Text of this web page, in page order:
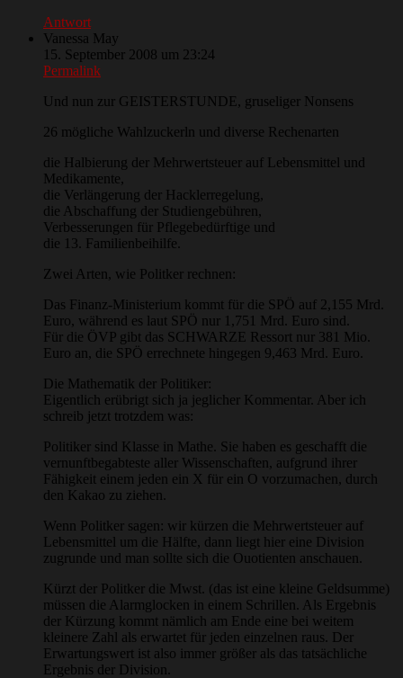
Antwort
Vanessa May
15. September 2008 um 23:24
Permalink
Und nun zur GEISTERSTUNDE, gruseliger Nonsens
26 mögliche Wahlzuckerln und diverse Rechenarten
die Halbierung der Mehrwertsteuer auf Lebensmittel und
Medikamente,
die Verlängerung der Hacklerregelung,
die Abschaffung der Studiengebühren,
Verbesserungen für Pflegebedürftige und
die 13. Familienbeihilfe.
Zwei Arten, wie Politker rechnen:
Das Finanz-Ministerium kommt für die SPÖ auf 2,155 Mrd.
Euro, während es laut SPÖ nur 1,751 Mrd. Euro sind.
Für die ÖVP gibt das SCHWARZE Ressort nur 381 Mio.
Euro an, die SPÖ errechnete hingegen 9,463 Mrd. Euro.
Die Mathematik der Politiker:
Eigentlich erübrigt sich ja jeglicher Kommentar. Aber ich
schreib jetzt trotzdem was:
Politiker sind Klasse in Mathe. Sie haben es geschafft die
vernunftbegabteste aller Wissenschaften, aufgrund ihrer
Fähigkeit einem jeden ein X für ein O vorzumachen, durch
den Kakao zu ziehen.
Wenn Politker sagen: wir kürzen die Mehrwertsteuer auf
Lebensmittel um die Hälfte, dann liegt hier eine Division
zugrunde und man sollte sich die Ouotienten anschauen.
Kürzt der Politker die Mwst. (das ist eine kleine Geldsumme)
müssen die Alarmglocken in einem Schrillen. Als Ergebnis
der Kürzung kommt nämlich am Ende eine bei weitem
kleinere Zahl als erwartet für jeden einzelnen raus. Der
Erwartungswert ist also immer größer als das tatsächliche
Ergebnis der Division.